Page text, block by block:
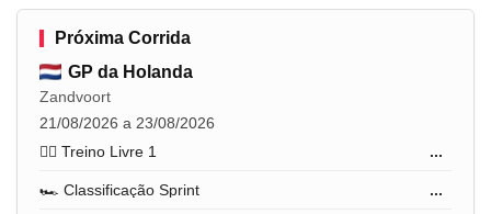
Próxima Corrida
GP da Holanda
Zandvoort
21/08/2026 a 23/08/2026
🏋️‍♂️ Treino Livre 1
...
🏎️ Classificação Sprint ...